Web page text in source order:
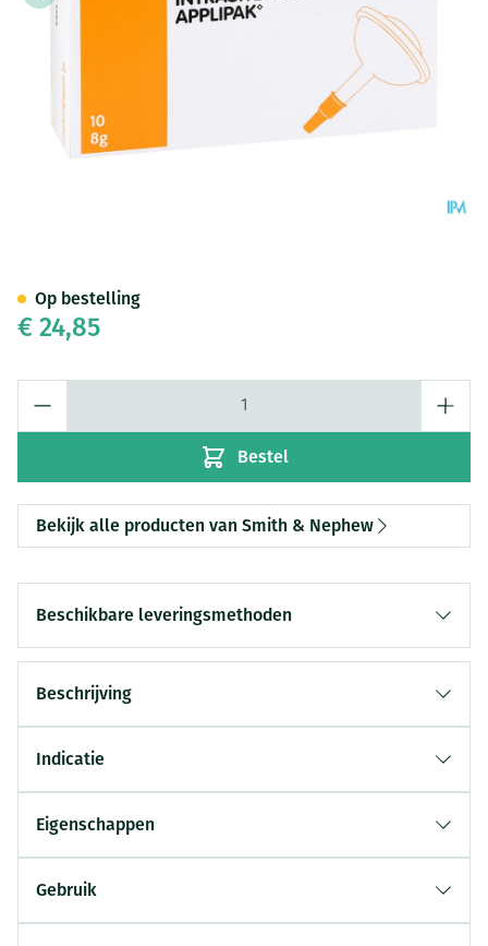
€ 24,85
Bestel
Op bestelling
Bekijk alle producten van Smith & Nephew
Beschikbare leveringsmethoden
Beschrijving
Indicatie
Eigenschappen
Gebruik